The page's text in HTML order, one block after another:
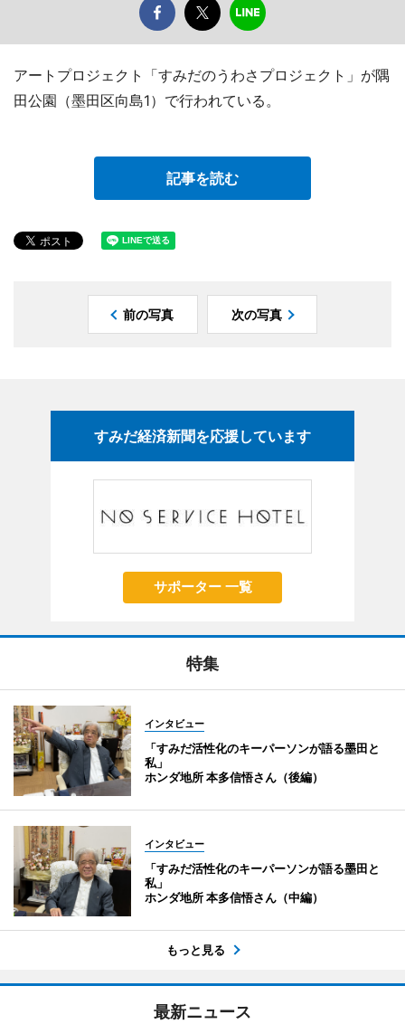
アートプロジェクト「すみだのうわさプロジェクト」が隅
田公園（墨田区向島1）で行われている。
記事を読む
前の写真 次の写真
すみだ経済新聞を応援しています
サポーター 一覧
特集
インタビュー
「すみだ活性化のキーパーソンが語る墨田と
私」
ホンダ地所 本多信悟さん（後編）
インタビュー
「すみだ活性化のキーパーソンが語る墨田と
私」
ホンダ地所 本多信悟さん（中編）
もっと見る
最新ニュース